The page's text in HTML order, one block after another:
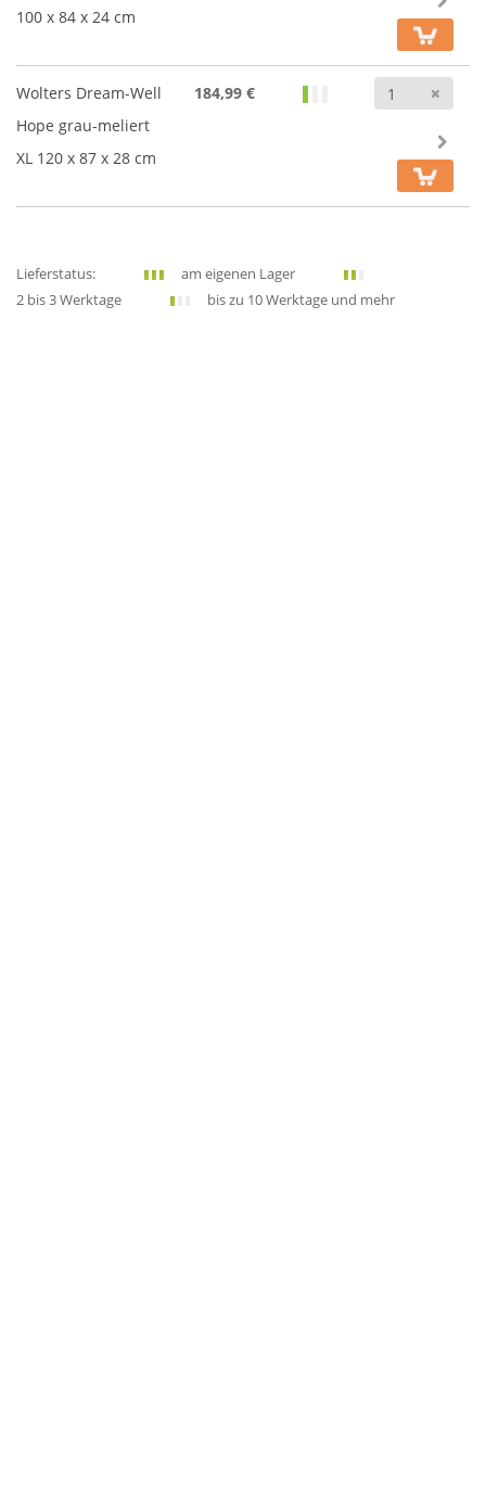
100 x 84 x 24 cm
Wolters Dream-Well
Hope grau-meliert
XL 120 x 87 x 28 cm
184,99 €
Lieferstatus:
am eigenen Lager
2 bis 3 Werktage
bis zu 10 Werktage und mehr